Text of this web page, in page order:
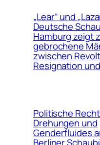
„Lear“ und
Deutsche
Hamburg zeigt
gebrochene
zwischen
Resignation
Politische
Drehungen und
Genderfluides